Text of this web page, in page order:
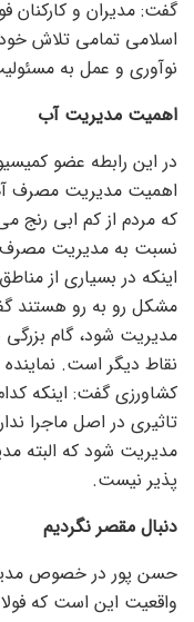
گفت: مدیران و کارکنان
اسلامی تمامی تلاش
نوآوری و عمل به
اهمیت مدیریت آب
در این رابطه عضو
اهمیت مدیریت مصرف
که مردم از کم ابی رنج
نسبت به مدیریت مصرف
اینکه در بسیاری از
مشکل رو به رو هستند
مدیریت شود، گام
نقاط دیگر است.
کشاورزی گفت: اینکه
تاثیری در اصل ماجرا
مدیریت شود که البته
پذیر نیست.
دنبال مقصر نگردیم
حسن پور در خصوص
واقعیت این است که